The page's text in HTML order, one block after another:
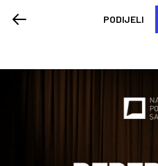
PODIJELI